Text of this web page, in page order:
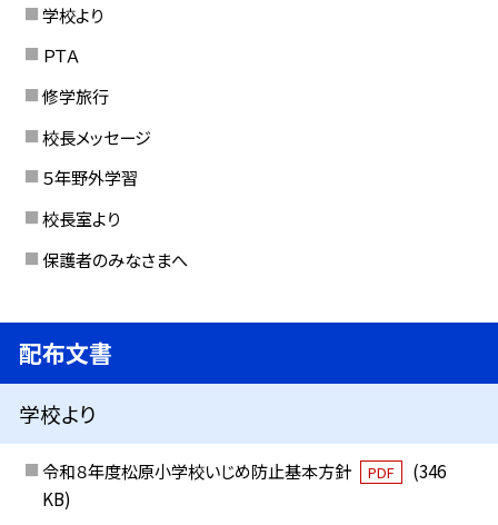
学校より
ＰＴＡ
修学旅行
校長メッセージ
５年野外学習
校長室より
保護者のみなさまへ
配布文書
学校より
令和８年度松原小学校いじめ防止基本方針 PDF
(346
KB)